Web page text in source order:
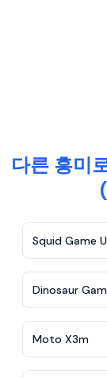
다른 흥미
Squid Game
Dinosaur
Moto X3m